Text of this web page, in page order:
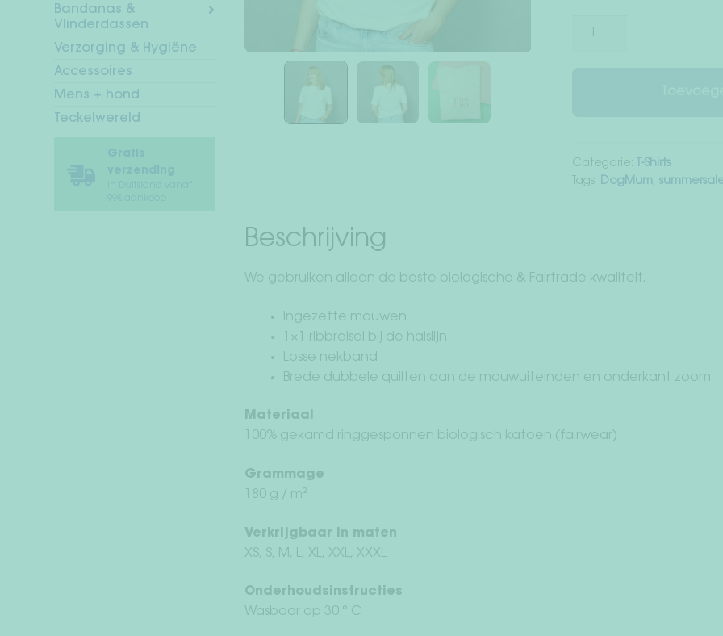
Bandanas &
Vlinderdassen
Verzorging & Hygiëne
Accessoires
Mens + hond
Teckelwereld
Shirt
Categorie: T-Shirts
Tags: DogMum,
Beschrijving
We gebruiken alleen de beste biologische & Fairtrade kwaliteit.
Ingezette mouwen
1×1 ribbreisel bij de halslijn
Losse nekband
Brede dubbele quilten aan de mouwuiteinden en onderkant zoom
Materiaal
100% gekamd ringgesponnen biologisch katoen (fairwear)
Grammage
180 g / m²
Verkrijgbaar in maten
XS, S, M, L, XL, XXL, XXXL
Onderhoudsinstructies
Wasbaar op 30 ° C